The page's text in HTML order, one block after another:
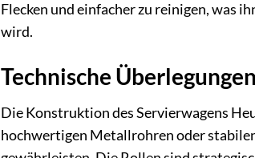
Flecken und einfacher zu reinigen, was
wird.
Technische
Die Konstruktion des Servierwagens
hochwertigen Metallrohren oder